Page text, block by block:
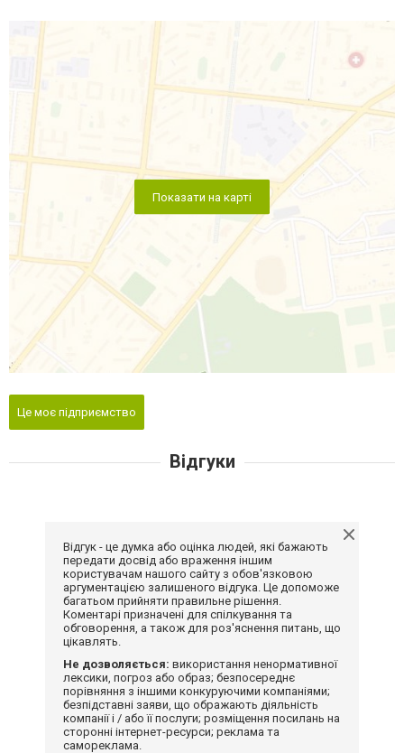
Показати на карті
Це моє підприємство
Відгуки
Відгук - це думка або оцінка людей, які бажають
передати досвід або враження іншим
користувачам нашого сайту з обов'язковою
аргументацією залишеного відгука. Це допоможе
багатьом прийняти правильне рішення.
Коментарі призначені для спілкування та
обговорення, а також для роз'яснення питань, що
цікавлять.
Не дозволяється: використання ненормативної
лексики, погроз або образ; безпосереднє
порівняння з іншими конкуруючими компаніями;
безпідставні заяви, що ображають діяльність
компанії і / або її послуги; розміщення посилань на
сторонні інтернет-ресурси; реклама та
самореклама.